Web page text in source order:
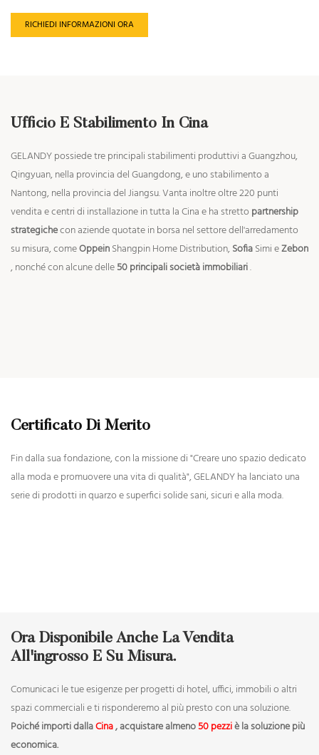
RICHIEDI INFORMAZIONI ORA
Ufficio E Stabilimento In Cina
GELANDY possiede tre principali stabilimenti produttivi a Guangzhou,
Qingyuan, nella provincia del Guangdong, e uno stabilimento a
Nantong, nella provincia del Jiangsu. Vanta inoltre oltre 220 punti
vendita e centri di installazione in tutta la Cina e ha strettopartnership
strategichecon aziende quotate in borsa nel settore dell'arredamento
su misura, comeOppeinShangpin Home Distribution, SofiaSimi eZebon
, nonché con alcune delle50 principali società immobiliari.
Certificato Di Merito
Fin dalla sua fondazione, con la missione di "Creare uno spazio dedicato
alla moda e promuovere una vita di qualità", GELANDY ha lanciato una
serie di prodotti in quarzo e superfici solide sani, sicuri e alla moda.
Ora Disponibile Anche La Vendita
All'ingrosso E Su Misura.
Comunicaci le tue esigenze per progetti di hotel, uffici, immobili o altri
spazi commerciali e ti risponderemo al più presto con una soluzione.
Poiché importi dallaCina, acquistare almeno50 pezziè la soluzione più
economica.